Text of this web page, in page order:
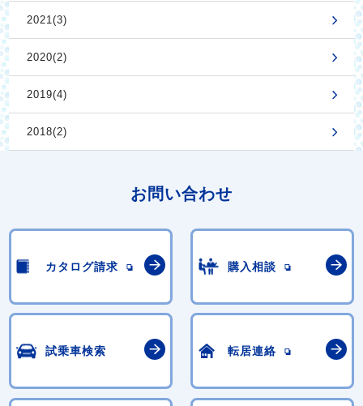
2021(3)
2020(2)
2019(4)
2018(2)
お問い合わせ
カタログ請求 購入相談
試乗車検索 転居連絡